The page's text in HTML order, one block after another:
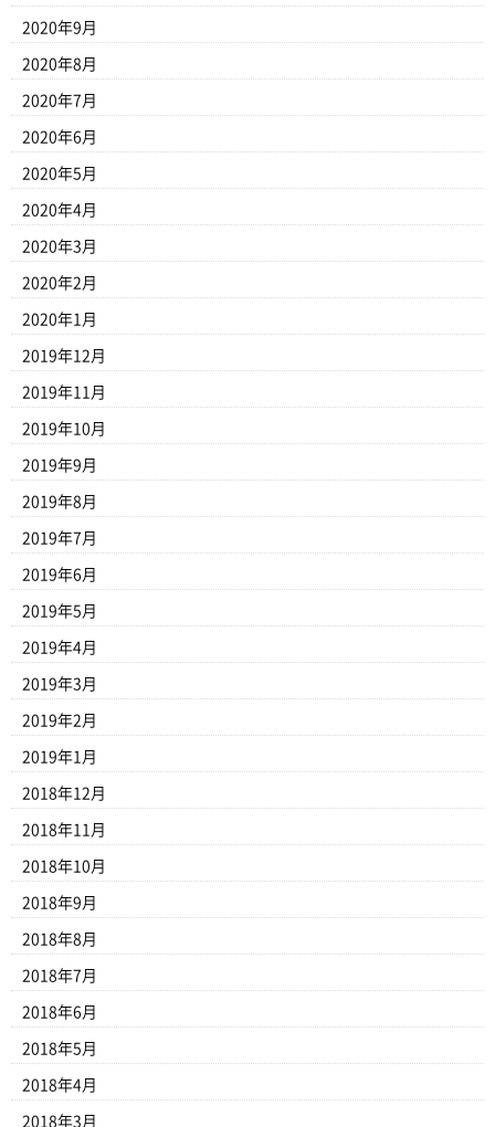
2020年9月
2020年8月
2020年7月
2020年6月
2020年5月
2020年4月
2020年3月
2020年2月
2020年1月
2019年12月
2019年11月
2019年10月
2019年9月
2019年8月
2019年7月
2019年6月
2019年5月
2019年4月
2019年3月
2019年2月
2019年1月
2018年12月
2018年11月
2018年10月
2018年9月
2018年8月
2018年7月
2018年6月
2018年5月
2018年4月
2018年3月